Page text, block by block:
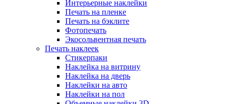
Интерьерные наклейки
Печать на пленке
Печать на бэклите
Фотопечать
Экосольвентная печать
Печать наклеек
Стикерпаки
Наклейка на витрину
Наклейка на дверь
Наклейки на авто
Наклейки на пол